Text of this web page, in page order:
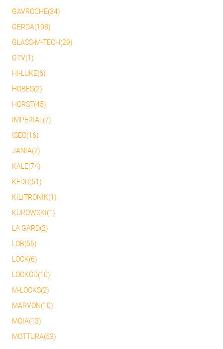
GAVROCHE(34)
GERDA(108)
GLASS-M-TECH(29)
GTV(1)
HI-LUKE(6)
HOBES(2)
HORST(45)
IMPERIAL(7)
ISEO(16)
JANIA(7)
KALE(74)
KEDR(51)
KILITRONIK(1)
KUROWSKI(1)
LA GARD(2)
LOB(56)
LOCK(6)
LOCKOD(10)
M-LOCKS(2)
MARVON(10)
MOIA(13)
MOTTURA(53)